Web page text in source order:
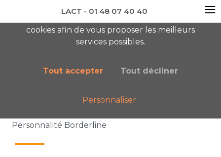
newsletter AC
Nos publications
Personnalité Borderline
cookies afin de vous proposer les meilleurs
services possibles.
Tout accepter Tout décliner
Personnaliser
LACT - 01 48 07 40 40 ≡